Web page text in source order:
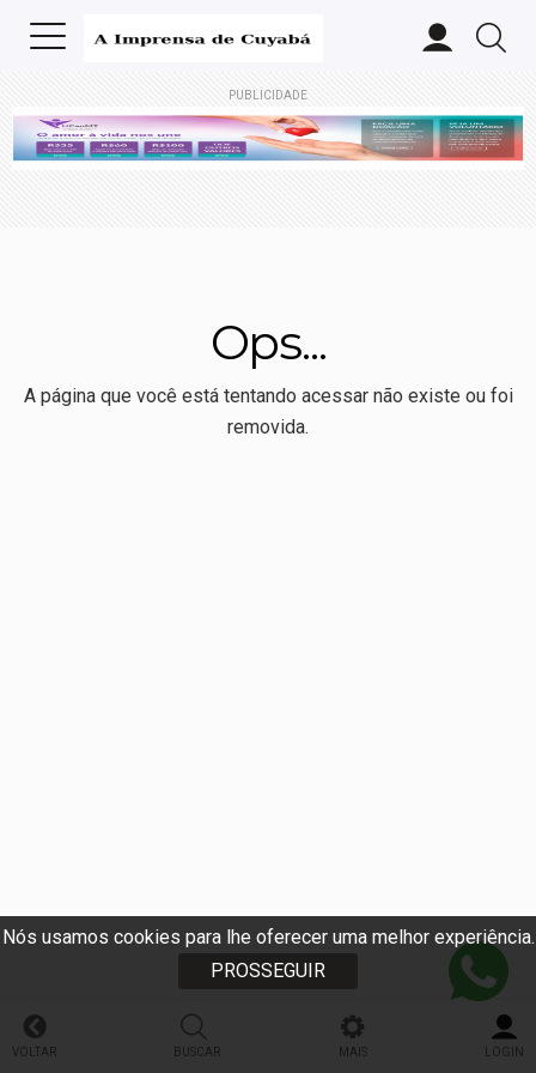
Nós usamos cookies para lhe oferecer uma melhor experiência.
PROSSEGUIR
PUBLICIDADE
Ops...
A página que você está tentando acessar não existe ou foi
removida.
VOLTAR BUSCAR MAIS LOGIN